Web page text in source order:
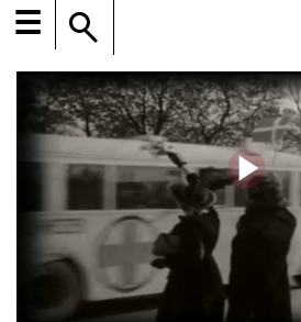
☰